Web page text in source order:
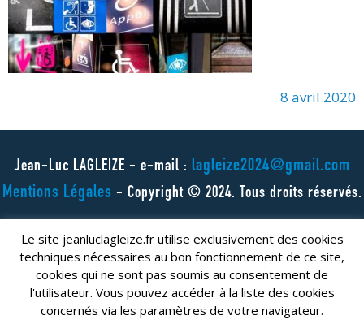
8 avril 2020
Jean-Luc LAGLEIZE - e-mail : lagleize2024@gmail.com
Mentions Légales - Copyright © 2024. Tous droits réservés.
Le site jeanluclagleize.fr utilise exclusivement des cookies
techniques nécessaires au bon fonctionnement de ce site,
cookies qui ne sont pas soumis au consentement de
l'utilisateur. Vous pouvez accéder à la liste des cookies
concernés via les paramètres de votre navigateur.